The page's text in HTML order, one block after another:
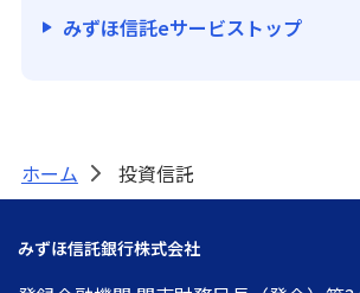
みずほ信託eサービストップ
ホーム > 投資信託
みずほ信託銀行株式会社